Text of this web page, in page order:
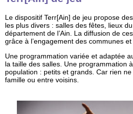
Le dispositif Terr[Ain] de jeu propose
les plus divers : salles des fêtes, lieux
département de l’Ain. La diffusion de
grâce à l’engagement des communes
Une programmation variée et adaptée
la taille des salles. Une programmation
population : petits et grands. Car rien
famille ou entre voisins.